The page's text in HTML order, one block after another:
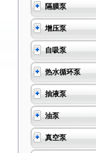
隔膜泵
增压泵
自吸泵
热水循环泵
抽液泵
油泵
真空泵